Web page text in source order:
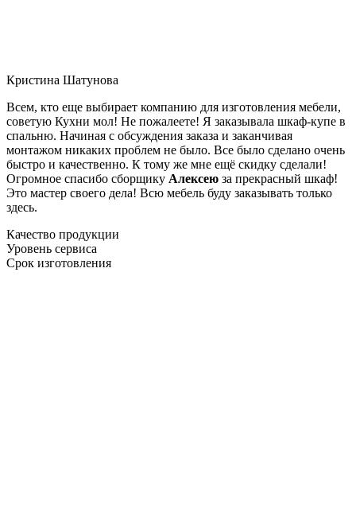
Кристина Шатунова
Всем, кто еще выбирает компанию для изготовления мебели,
советую Кухни мол! Не пожалеете! Я заказывала шкаф-купе в
спальню. Начиная с обсуждения заказа и заканчивая
монтажом никаких проблем не было. Все было сделано очень
быстро и качественно. К тому же мне ещё скидку сделали!
Огромное спасибо сборщику Алексею за прекрасный шкаф!
Это мастер своего дела! Всю мебель буду заказывать только
здесь.
Качество продукции
Уровень сервиса
Срок изготовления